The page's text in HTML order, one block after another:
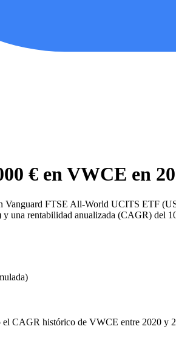
€ enVWCE en
Vanguard FTSE All-World UCITS ETF
y una rentabilidad anualizada (CAGR) del
el CAGR histórico de VWCE entre 2020 y